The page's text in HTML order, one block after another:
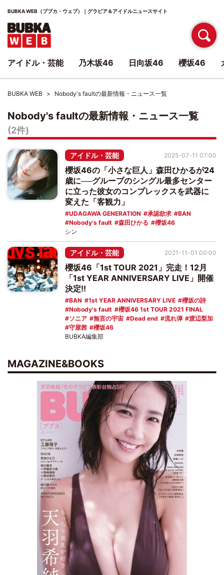
BUBKA WEB（ブブカ・ウェブ）｜グラビア＆アイドルニュースサイト
BUBKA WEB Nobody's faultの最新情報・ニュース一覧
Nobody's faultの最新情報・ニュース一覧
(2件)
アイドル・芸能
櫻坂46の「小さな巨人」森田ひかるが24
歳に──グループのシングル最多センター
に立った彼女のコンプレックスを武器に
変えた「客観力」
UDAGAWA GENERATION 承認欲求
BAN
Nobody's fault
森田ひかる 櫻坂46
2025-07-11 07:00
シン
アイドル・芸能
櫻坂46「1st TOUR 2021」完走！12月
「1st YEAR ANNIVERSARY LIVE」開催
決定!!
BAN 1st YEAR ANNIVERSARY LIVE
櫻坂の詩
Nobody's fault
櫻坂46 1st TOUR 2021 FINAL
ソニア
無言の宇宙 Dead end 流れ弾
渡辺梨加
守屋茜
櫻坂46
2021-11-01 00:00
BUBKA編集部
MAGAZINE&BOOKS
アイドル・芸能 乃木坂46 日向坂46 櫻坂46